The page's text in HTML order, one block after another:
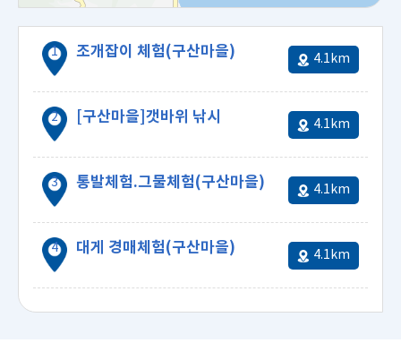
조개잡이 체험(구산마을) 4.1km
[구산마을]갯바위 낚시 4.1km
통발체험.그물체험(구산마을) 4.1km
대게 경매체험(구산마을) 4.1km
조개잡이 체험(구산마을)